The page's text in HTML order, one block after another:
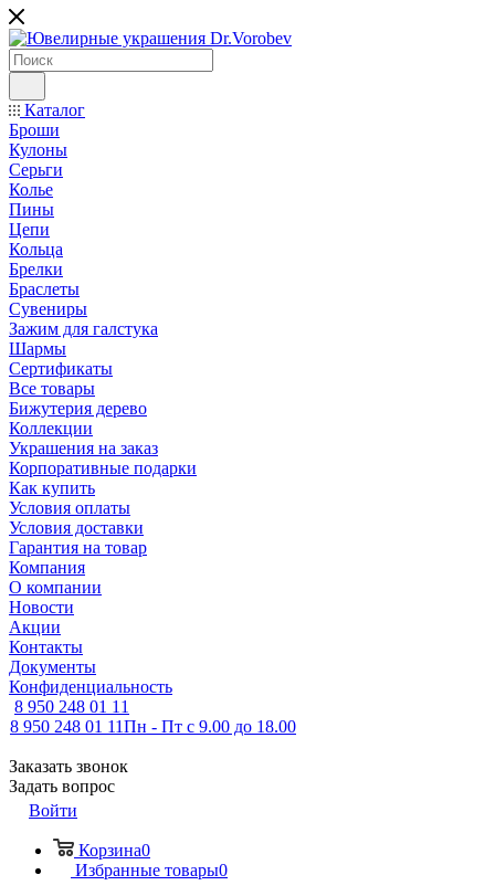
Каталог
Броши
Кулоны
Серьги
Колье
Пины
Цепи
Кольца
Брелки
Браслеты
Сувениры
Зажим для галстука
Шармы
Сертификаты
Все товары
Бижутерия дерево
Коллекции
Украшения на заказ
Корпоративные подарки
Как купить
Условия оплаты
Условия доставки
Гарантия на товар
Компания
О компании
Новости
Акции
Контакты
Документы
Конфиденциальность
8 950 248 01 11
8 950 248 01 11Пн - Пт с 9.00 до 18.00
Заказать звонок
Задать вопрос
Войти
Корзина0
Избранные товары0